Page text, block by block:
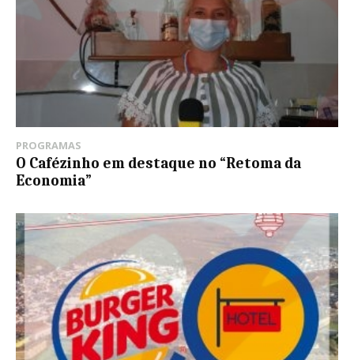
PROGRAMAS
O Cafézinho em destaque no “Retoma da
Economia”